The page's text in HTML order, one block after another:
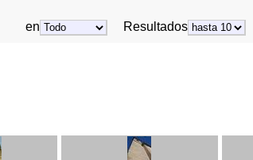
en Resultados